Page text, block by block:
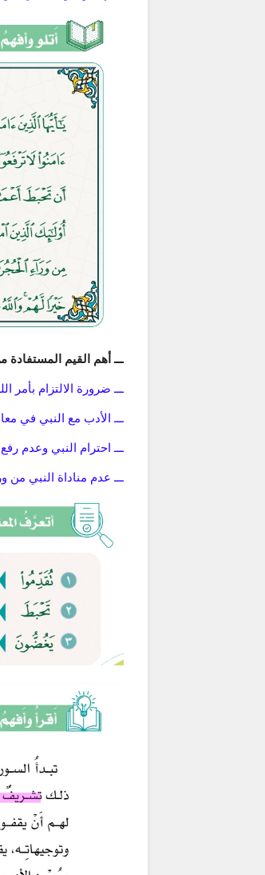
ـــ أهم القيم المستفادة
ـــ ضرورة الالتزام
ـــ الأدب مع النبي في
ـــ احترام النبي وعدم
ـــ عدم مناداة النبي